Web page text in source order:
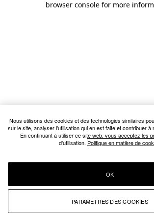
browser console for more
Nous utilisons des cookies et des technologies similaires
sur le site, analyser l'utilisation qui en est faite et contribuer à
En continuant à utiliser ce site web, vous acceptez les
d'utilisation. Politique en matière de
PARAMÈTRES DES COOKIES
OK